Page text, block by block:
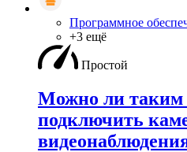
Программное
+3 ещё
Простой
Можно ли таким
подключить